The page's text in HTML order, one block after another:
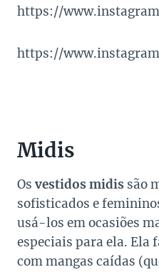
https://
https://
Midis
Os vestidos midis são
sofisticados e
usá-los em ocasiões
especiais para ela. Ela
com mangas caídas